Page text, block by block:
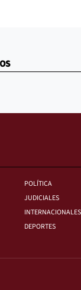
POLÍTICA
JUDICIALES
INTERNACIONALES
DEPORTES